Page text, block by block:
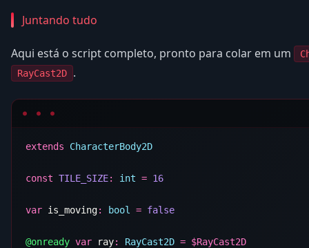
Juntando tudo
Aqui está o script completo, pronto para colar em um
RayCast2D
.
extends
const TILE_SIZE: int =
var is_moving: bool =
@onready var ray: RayCast2D = $